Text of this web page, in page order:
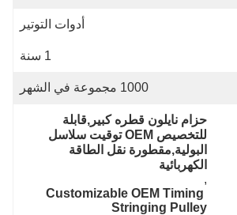
أدوات التوتير
1000 مجموعة في الشهر
حزام نايلون قطره كبير,قابلة
للتخصيص OEM توقيت سلاسل
البولية,مقطورة نقل الطاقة
الكهربائية
Customizable OEM Timing
Stringing Pulley